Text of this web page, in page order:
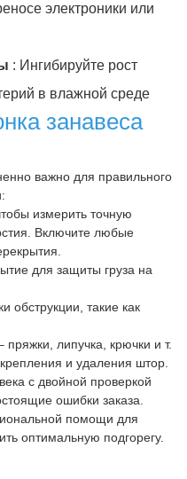
электроники или
: Ингибируйте рост
в влажной среде
занавеса
важно для правильного
измерить точную
Включите любые
для защиты груза на
обструкции, такие как
липучка, крючки и т.
и удаления штор.
с двойной проверкой
ошибки заказа.
помощи для
оптимальную подгорегу.